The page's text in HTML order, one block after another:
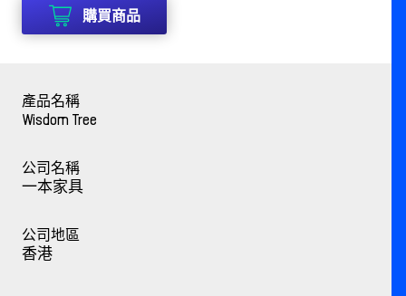
購買商品
產品名稱
Wisdom Tree
公司名稱
一本家具
公司地區
香港